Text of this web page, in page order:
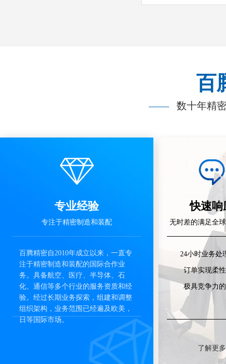
百
—— 数十年精
专业经验
专注于精密制造和装配
百腾精密自2010年成立以来，一直专
注于精密制造和装配的国际合作业
务。具备航空、医疗、半导体、石
化、通信等多个行业的服务资质和经
验。经过长期业务探索，组建和调整
组织架构，业务范围已经遍及欧美，
日等国际市场。
快速响
无时差的满足全
24小时业务处
订单实现柔
极具竞争力
了解更多